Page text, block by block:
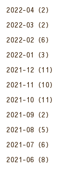
2022-04（2）
2022-03（2）
2022-02（6）
2022-01（3）
2021-12（11）
2021-11（10）
2021-10（11）
2021-09（2）
2021-08（5）
2021-07（6）
2021-06（8）